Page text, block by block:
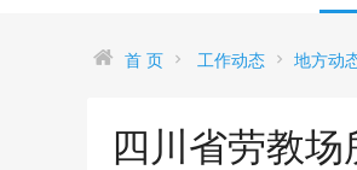
首 页 工作动态 地方动
四川省劳教